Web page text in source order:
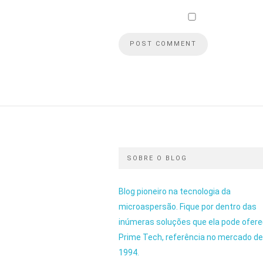
SOBRE O BLOG
Blog pioneiro na tecnologia da
microaspersão. Fique por dentro das
inúmeras soluções que ela pode
Prime Tech, referência no mercado
1994.